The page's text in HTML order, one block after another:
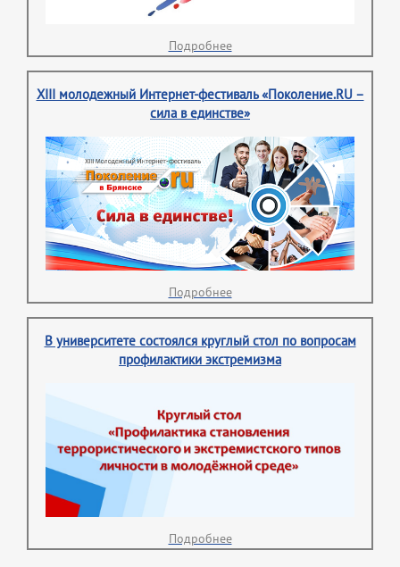
Подробнее
XIII молодежный Интернет-фестиваль «Поколение.RU –
сила в единстве»
Подробнее
В университете состоялся круглый стол по вопросам
профилактики экстремизма
Подробнее